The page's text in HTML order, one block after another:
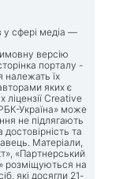
у сфері медіа —
версію
порталу -
належать їх
яких є
Creative
Україна» може
не підлягають
та
Матеріали,
«Партнерський
розміщуються на
які досягли 21-